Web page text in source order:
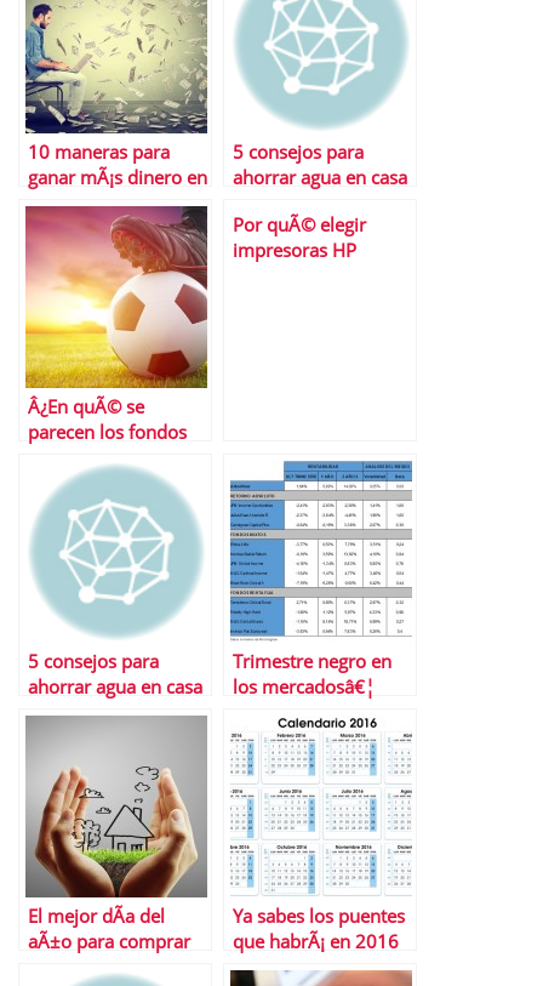
10 maneras para
ganar mÃ¡s dinero en
2016
5 consejos para
ahorrar agua en casa
Â¿En quÃ© se
parecen los fondos
fÃºtbol?
Por quÃ© elegir
impresoras HP
5 consejos para
ahorrar agua en casa
Trimestre negro en
los mercadosâ€¦
Â¿se ha salvado
alguna inversiÃ³n de
las pÃ©rdidas? Y tÃº,
Â¿cuÃ¡nto has
perdido?
El mejor dÃ­a del
aÃ±o para comprar
Ya sabes los puentes
que habrÃ¡ en 2016